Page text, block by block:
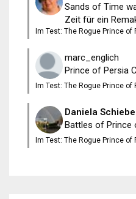
Sands of Time
Zeit für ein
Im Test: The Rogue Prince of
marc_englich
Prince of Persia
Im Test: The Rogue Prince of
Daniela
Battles of Prince
Im Test: The Rogue Prince of